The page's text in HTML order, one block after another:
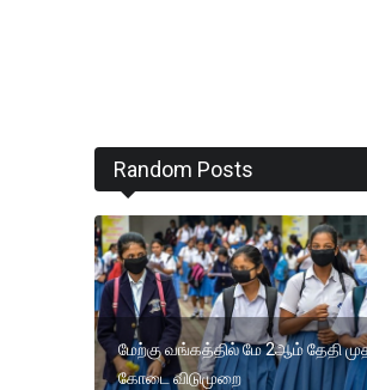
Random Posts
மேற்கு வங்கத்தில் மே 2ஆம் தேதி
கோடை விடுமுறை